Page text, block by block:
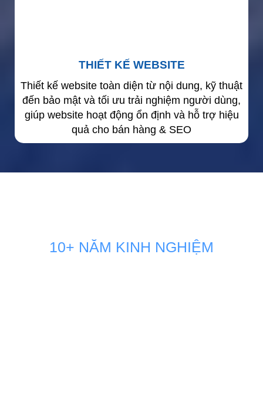
THIẾT KẾ WEBSITE
Thiết kế website toàn diện từ nội dung, kỹ thuật
đến bảo mật và tối ưu trải nghiệm người dùng,
giúp website hoạt động ổn định và hỗ trợ hiệu
quả cho bán hàng & SEO
10+ NĂM KINH NGHIỆM